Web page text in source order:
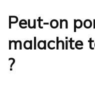
Peut-on
malachite
?